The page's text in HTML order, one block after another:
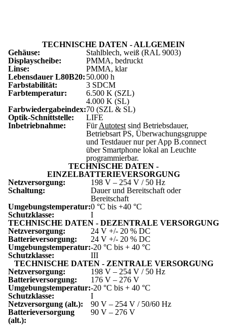
TECHNISCHE DATEN - ALLGEMEIN
Gehäuse:
Stahlblech, weiß (RAL 9003)
Displayscheibe:
PMMA, bedruckt
Linse:
PMMA, klar
Lebensdauer L80B20: 50.000 h
Farbstabilität:
3 SDCM
Farbtemperatur:
6.500 K (SZL)
4.000 K (SL)
Farbwiedergabeindex:70 (SZL & SL)
Optik-Schnittstelle:
LIFE
Inbetriebnahme:
FürAutotest sind Betriebsdauer,
Betriebsart PS, Überwachungsgruppe
und Testdauer nur per App B.connect
über Smartphone lokal an Leuchte
programmierbar.
TECHNISCHE DATEN -
EINZELBATTERIEVERSORGUNG
Netzversorgung:
198 V – 254 V / 50 Hz
Schaltung:
Dauer und Bereitschaft oder
Bereitschaft
Umgebungstemperatur:0 °C bis +40 °C
Schutzklasse:
I
TECHNISCHE DATEN - DEZENTRALE VERSORGUNG
Netzversorgung:
24 V +/- 20 % DC
Batterieversorgung:
24 V +/- 20 % DC
Umgebungstemperatur:-20 °C bis + 40 °C
Schutzklasse:
III
TECHNISCHE DATEN - ZENTRALE VERSORGUNG
Netzversorgung:
198 V – 254 V / 50 Hz
Batterieversorgung:
176 V – 276 V
Umgebungstemperatur:-20 °C bis + 40 °C
Schutzklasse:
I
Netzversorgung (alt.):
90 V – 254 V / 50/60 Hz
Batterieversorgung
(alt.):
90 V – 276 V